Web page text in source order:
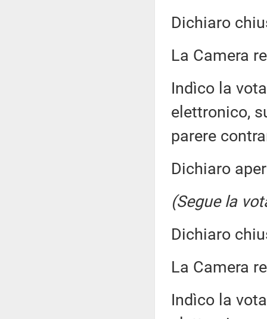
Dichiaro
La Camera
Indìco la
elettronico,
parere
Dichiaro
(Segue la
Dichiaro
La Camera
Indìco la